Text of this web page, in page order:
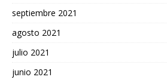
septiembre 2021
agosto 2021
julio 2021
junio 2021